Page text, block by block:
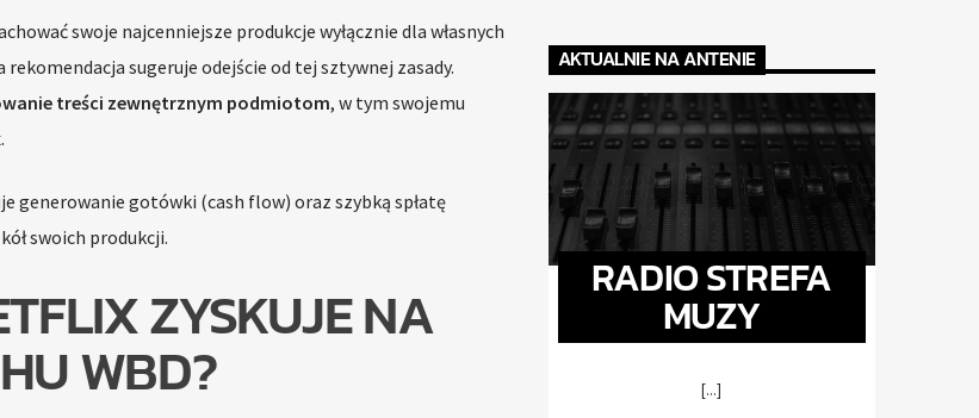
swoje najcenniejsze produkcje wyłącznie dla własnych
sugeruje odejście od tej sztywnej zasady.
treści zewnętrznym podmiotom, w tym swojemu
generowanie gotówki (cash flow) oraz szybką spłatę
swoich produkcji.
ZYSKUJE NA
WBD?
AKTUALNIE NA ANTENIE
RADIO STREFA
MUZY
[...]